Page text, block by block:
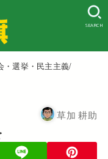
SEARCH
・選挙・民主主義
草加 耕助